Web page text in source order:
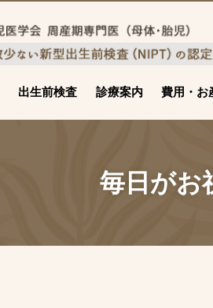
出生前検査 診療案内 費用・お
毎日がお